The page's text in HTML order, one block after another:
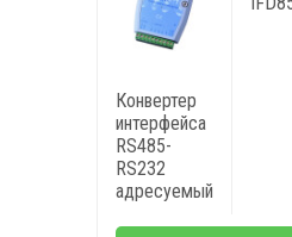
Конвертер
интерфейса
RS485-
RS232
адресуемый